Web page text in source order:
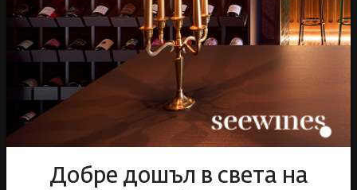
Добре дошъл в света на
Аксесоари
Събития
Mystery Box
Корпоративни клиенти
Бели вина Розе Пенливи вина
Онлайн магазин